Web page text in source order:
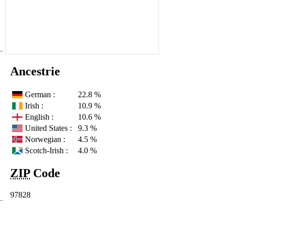
Ancestrie
German :
22.8 %
Irish :
10.9 %
English :
10.6 %
United States :
9.3 %
Norwegian :
4.5 %
Scotch-Irish :
4.0 %
ZIP Code
97828